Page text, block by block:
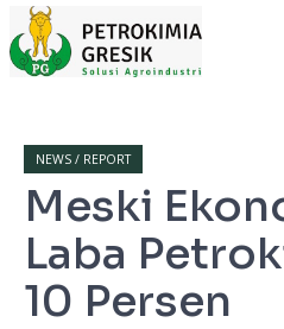
NEWS / REPORT
Meski
Laba
10 Persen